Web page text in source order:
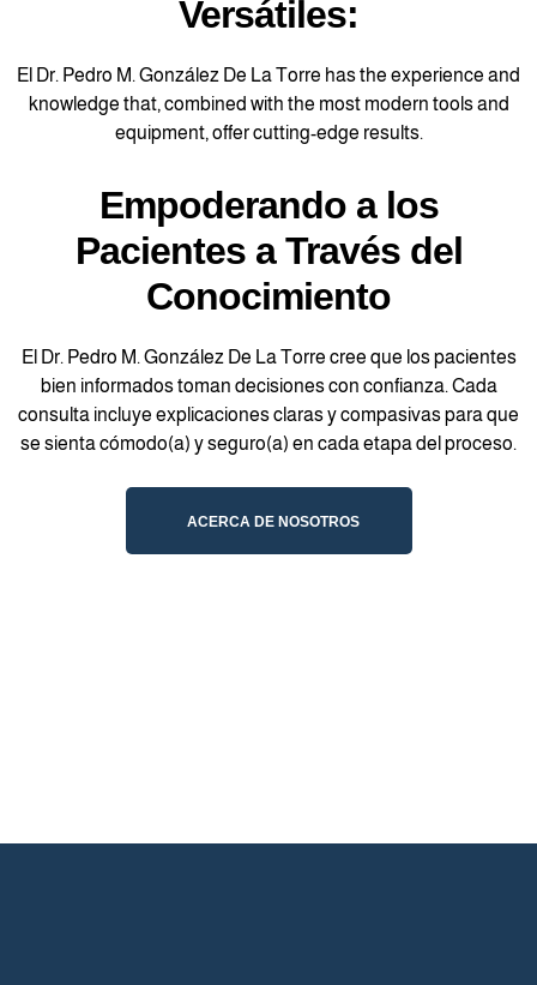
Versátiles:
El Dr. Pedro M. González De La Torre has the experience and
knowledge that, combined with the most modern tools and
equipment, offer cutting-edge results.
Empoderando a los
Pacientes a Través del
Conocimiento
El Dr. Pedro M. González De La Torre cree que los pacientes
bien informados toman decisiones con confianza. Cada
consulta incluye explicaciones claras y compasivas para que
se sienta cómodo(a) y seguro(a) en cada etapa del proceso.
ACERCA DE NOSOTROS